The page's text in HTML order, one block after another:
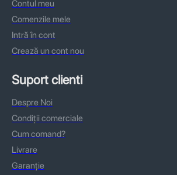
Contul meu
Comenzile mele
Intră în cont
Crează un cont nou
Suport clienti
Despre Noi
Condiții comerciale
Cum comand?
Livrare
Garanție